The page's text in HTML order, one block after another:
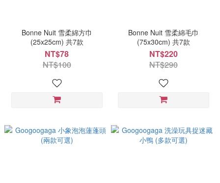
Bonne Nuit 雪柔綿方巾
(25x25cm) 共7款
NT$78
NT$100
Bonne Nuit 雪柔綿毛巾
(75x30cm) 共7款
NT$220
NT$290